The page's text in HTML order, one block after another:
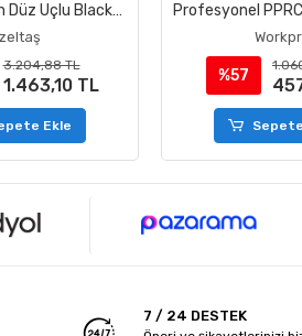
Düz Uçlu Black
mm
3.204,88 TL
1.463,10 TL
Ekle
Profesyonel
Kesme
%57
7 / 24 DESTEK